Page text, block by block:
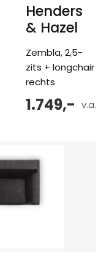
Henders
& Hazel
Zembla, 2,5-
zits + longchair
rechts
v.a.
1.749,-